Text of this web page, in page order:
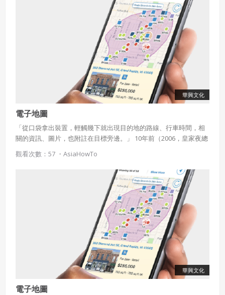
華興文化
電子地圖
「從口袋拿出裝置，輕觸幾下就出現目的地的路線、行車時間，相
關的資訊、圖片，也附註在目標旁邊。」 10年前（2006，皇家夜總
會）這是這是加入MI6才能擁有的尖端科技，現在只要拿出智慧手機
打開Google map，人人都有了007的專屬待遇。 這麼方便的科技就
是「電子地圖」，我們來看看電子地圖的運作方法。
觀看次數：57 ・ AsiaHowTo
華興文化
電子地圖
還沒有註冊帳號嗎？點擊 立刻註冊
想起密碼了嗎？點擊
使用條款和隱私政策
已經有註冊帳號了嗎？點擊立刻登入
違反前項約定者，本系統得終止會員資格。
會員得於本系統內使用授權內容，除經著作權人有標示採取
創用CC授權或其他授權者，會員不得重製、轉載、散布或類
似方法流通授權內容。
本系統防盜拷措施或類似措施，會員不得予以破解、破壞或
以其他方法規避。
會員使用本系統之費用，由吉寶系統公司定之並按月收取。
四、會員授權
公司得於該著作權存續期間內無償使用，包括再授權之權
本條約定不因本合約終止而失效。
會員聲明並保證會員於使用本系統時創作、上傳或張貼的著
作物，會員享有所有權或經合法授權。
如會員違反前項約定致吉寶系統公司遭追訴、請求或求償
者，吉寶系統公司應立即通知會員，必要時本系統得移除爭
議內容。會員應協助相關程序並負擔吉寶系統公司因此所生
支出（包括律師費用）、損害及損失。
同意上述條款，確定註冊